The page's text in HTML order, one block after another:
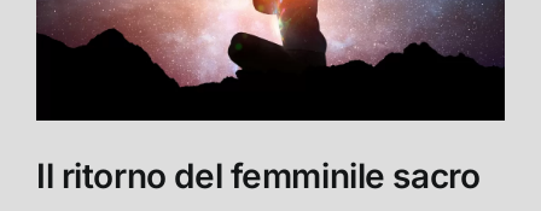
Il ritorno del femminile sacro